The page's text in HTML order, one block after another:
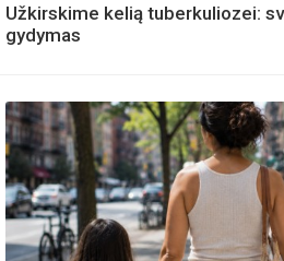
Užkirskime kelią tuberkuliozei:
gydymas